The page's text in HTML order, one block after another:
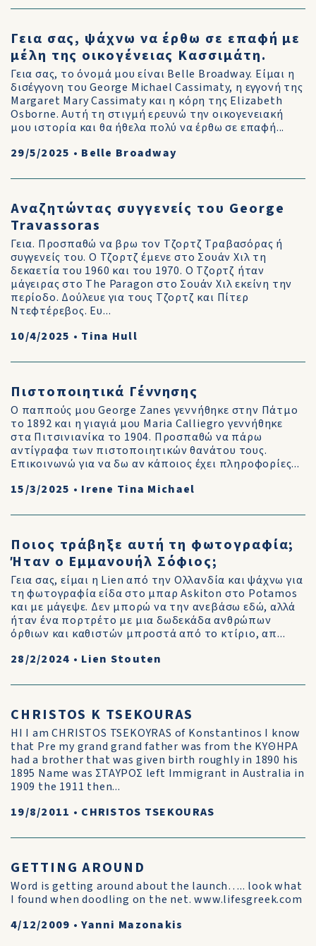
Γεια σας, ψάχνω να έρθω σε επαφή με
μέλη της οικογένειας Κασσιμάτη.
Γεια σας, το όνομά μου είναι Belle Broadway. Είμαι η
δισέγγονη του George Michael Cassimaty, η εγγονή της
Margaret Mary Cassimaty και η κόρη της Elizabeth
Osborne. Αυτή τη στιγμή ερευνώ την οικογενειακή
μου ιστορία και θα ήθελα πολύ να έρθω σε επαφή...
29/5/2025 • Belle Broadway
Αναζητώντας συγγενείς του George
Travassoras
Γεια. Προσπαθώ να βρω τον Τζορτζ Τραβασόρας ή
συγγενείς του. Ο Τζορτζ έμενε στο Σουάν Χιλ τη
δεκαετία του 1960 και του 1970. Ο Τζορτζ ήταν
μάγειρας στο The Paragon στο Σουάν Χιλ εκείνη την
περίοδο. Δούλευε για τους Τζορτζ και Πίτερ
Ντεφτέρεβος. Ευ...
10/4/2025 • Tina Hull
Πιστοποιητικά Γέννησης
Ο παππούς μου George Zanes γεννήθηκε στην Πάτμο
το 1892 και η γιαγιά μου Maria Calliegro γεννήθηκε
στα Πιτσινιανίκα το 1904. Προσπαθώ να πάρω
αντίγραφα των πιστοποιητικών θανάτου τους.
Επικοινωνώ για να δω αν κάποιος έχει πληροφορίες...
15/3/2025 • Irene Tina Michael
Ποιος τράβηξε αυτή τη φωτογραφία;
Ήταν ο Εμμανουήλ Σόφιος;
Γεια σας, είμαι η Lien από την Ολλανδία και ψάχνω για
τη φωτογραφία είδα στο μπαρ Askiton στο Potamos
και με μάγεψε. Δεν μπορώ να την ανεβάσω εδώ, αλλά
ήταν ένα πορτρέτο με μια δωδεκάδα ανθρώπων
όρθιων και καθιστών μπροστά από το κτίριο, απ...
28/2/2024 • Lien Stouten
CHRISTOS K TSEKOURAS
HI I am CHRISTOS TSEKOYRAS of Konstantinos I know
that Pre my grand grand father was from the ΚΥΘΗΡΑ
had a brother that was given birth roughly in 1890 his
1895 Name was ΣΤΑΥΡΟΣ left Immigrant in Australia in
1909 the 1911 then...
19/8/2011 • CHRISTOS TSEKOURAS
GETTING AROUND
Word is getting around about the launch….. look what
I found when doodling on the net. www.lifesgreek.com
4/12/2009 •Yanni Mazonakis